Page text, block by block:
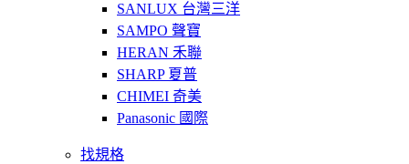
SANLUX 台灣三洋
SAMPO 聲寶
HERAN 禾聯
SHARP 夏普
CHIMEI 奇美
Panasonic 國際
找規格